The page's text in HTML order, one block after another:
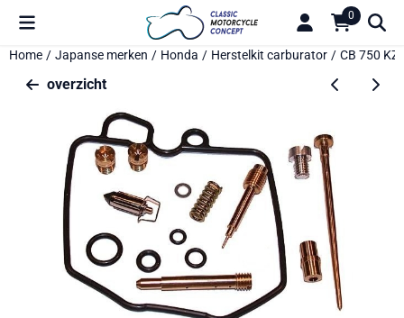
Cookievoorkeuren zijn beschikbaar. Kies instellingen of sta alle
0
Home / Japanse merken / Honda / Herstelkit carburator / CB 750
overzicht